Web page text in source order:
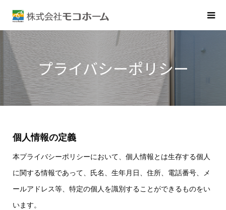
プライバシーポリシー
個人情報の定義
本プライバシーポリシーにおいて、個人情報とは生存する個人
に関する情報であって、氏名、生年月日、住所、電話番号、メ
ールアドレス等、特定の個人を識別することができるものをい
います。